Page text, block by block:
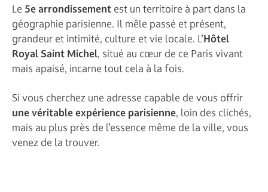
Le 5e arrondissement est un territoire à part dans la
géographie parisienne. Il mêle passé et présent,
grandeur et intimité, culture et vie locale. L’Hôtel
Royal Saint Michel, situé au cœur de ce Paris vivant
mais apaisé, incarne tout cela à la fois.
Si vous cherchez une adresse capable de vous offrir
une véritable expérience parisienne, loin des clichés,
mais au plus près de l’essence même de la ville, vous
venez de la trouver.